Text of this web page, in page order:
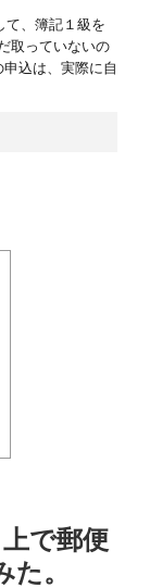
て、簿記１級を
取っていないの
込は、実際に自
で郵便
。